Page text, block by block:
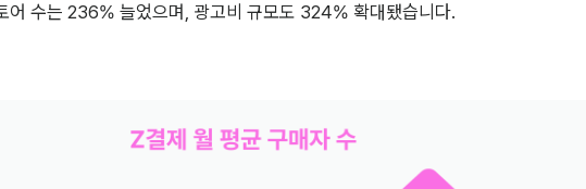
어 수는 236% 늘었으며, 광고비 규모도 324% 확대됐습니다.